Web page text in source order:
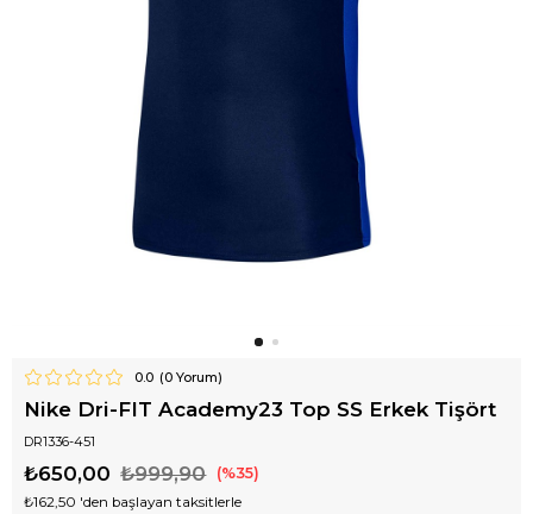
0.0 (0Yorum)
Nike Dri-FIT Academy23 Top SS Erkek Tişört
DR1336-451
₺999,90
₺650,00 35
₺162,50 'den başlayan taksitlerle